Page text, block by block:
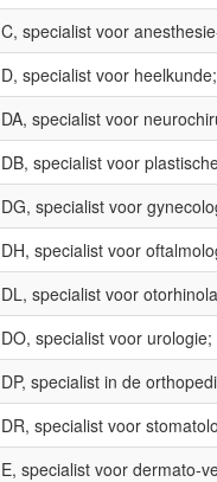
C, specialist voor
D, specialist voor heelkunde;
DA, specialist voor
DB, specialist voor
DG, specialist voor
DH, specialist voor
DL, specialist voor
DO, specialist voor urologie;
DP, specialist in de
DR, specialist voor
E, specialist voor dermato-